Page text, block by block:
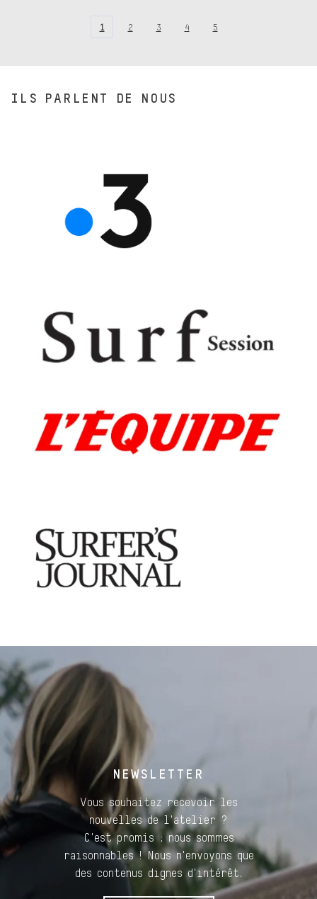
1 2 3 4 5
ILS PARLENT DE NOUS
NEWSLETTER
Vous souhaitez recevoir les
nouvelles de l'atelier ?
C'est promis : nous sommes
raisonnables ! Nous n'envoyons que
des contenus dignes d'intérêt.